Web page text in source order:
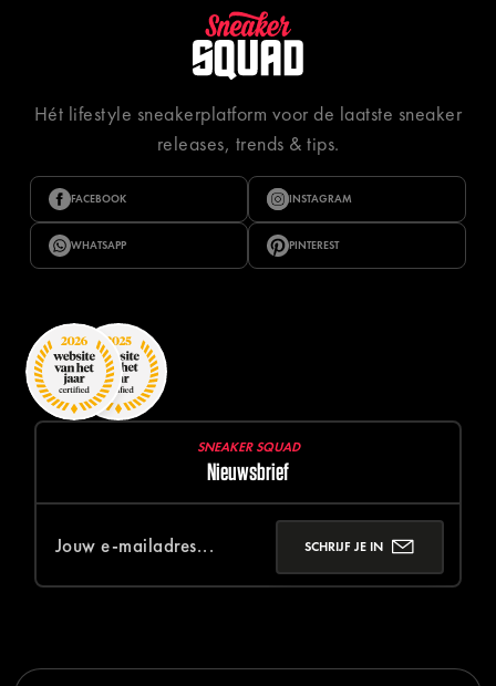
Hét lifestyle sneakerplatform voor de laatste sneaker
releases, trends & tips.
FACEBOOK INSTAGRAM
WHATSAPP PINTEREST
SNEAKER SQUAD
Nieuwsbrief
SCHRIJF JE IN